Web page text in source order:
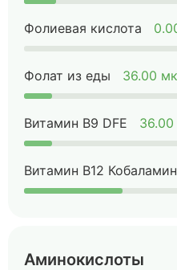
Фолиевая кислота
Фолат из еды 36.00
Витамин B9 DFE
Витамин B12 Кобаламин
Аминокислоты